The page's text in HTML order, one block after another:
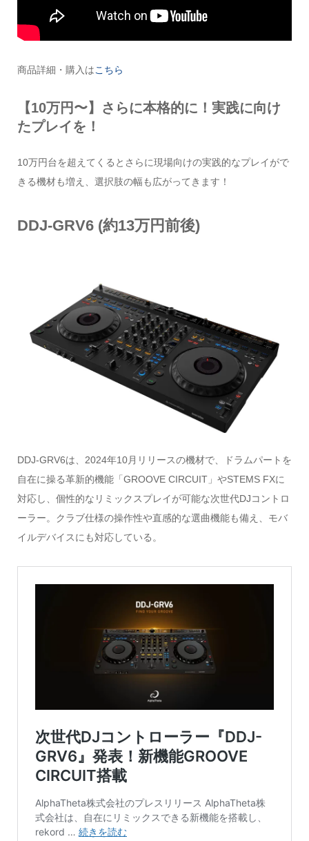
商品詳細・購入はこちら
【10万円〜】さらに本格的に！実践に向け
たプレイを！
10万円台を超えてくるとさらに現場向けの実践的なプレイがで
きる機材も増え、選択肢の幅も広がってきます！
DDJ-GRV6 (約13万円前後)
DDJ-GRV6は、2024年10月リリースの機材で、ドラムパートを
自在に操る革新的機能「GROOVE CIRCUIT」やSTEMS FXに
対応し、個性的なリミックスプレイが可能な次世代DJコントロ
ーラー。クラブ仕様の操作性や直感的な選曲機能も備え、モバ
イルデバイスにも対応している。